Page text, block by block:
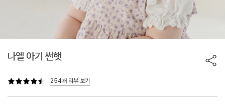
나엘 아기 썬햇
254개 리뷰 보기